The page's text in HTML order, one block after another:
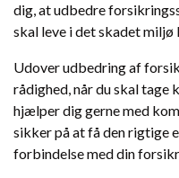
dig, at udbedre
skal leve i det skadet
Udover udbedring af
rådighed, når du skal
hjælper dig gerne med
sikker på at få den rigtige
forbindelse med din